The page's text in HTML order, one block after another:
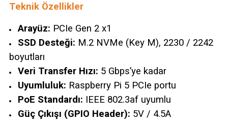
Teknik Özellikler
Arayüz: PCIe Gen 2 x1
SSD Desteği: M.2 NVMe (Key M), 2230 / 2242
boyutları
Veri Transfer Hızı: 5 Gbps’ye kadar
Uyumluluk: Raspberry Pi 5 PCIe portu
PoE Standardı: IEEE 802.3af uyumlu
Güç Çıkışı (GPIO Header): 5V / 4.5A